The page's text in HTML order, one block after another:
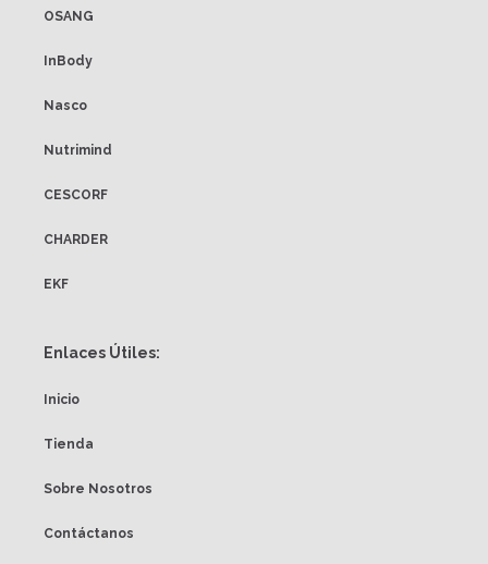
OSANG
InBody
Nasco
Nutrimind
CESCORF
CHARDER
EKF
Enlaces Útiles:
Inicio
Tienda
Sobre Nosotros
Contáctanos